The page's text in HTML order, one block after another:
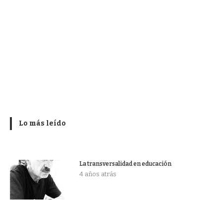
Lo más leído
La transversalidad en educación
4 años atrás